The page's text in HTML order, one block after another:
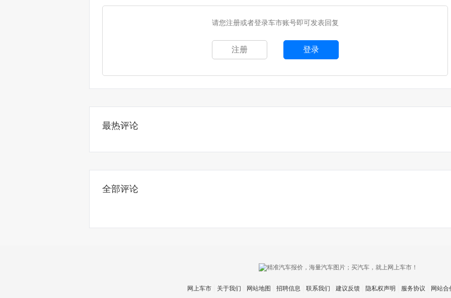
请您注册或者登录车市账号即可发表回复
注册 登录
最热评论
全部评论
网上车市 关于我们 网站地图 招聘信息 联系我们 建议反馈 隐私权声明 服务协议 网站合